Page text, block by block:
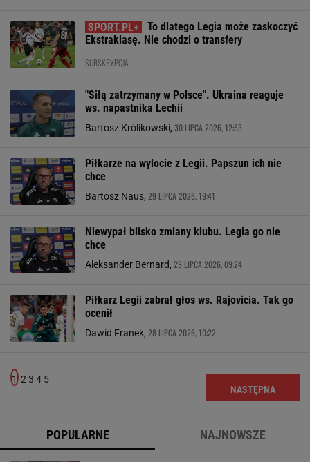
To dlatego Legia może zaskoczyć
Ekstraklasę. Nie chodzi o transfery
SUBSKRYPCJA
"Siłą zatrzymany w Polsce". Ukraina reaguje
ws. napastnika Lechii
Bartosz Królikowski, 30 LIPCA 2026, 12:53
Piłkarze na wylocie z Legii. Papszun ich nie
chce
Bartosz Naus, 29 LIPCA 2026, 19:41
Niewypał blisko zmiany klubu. Legia go nie
chce
Aleksander Bernard, 29 LIPCA 2026, 09:24
Piłkarz Legii zabrał głos ws. Rajovicia. Tak go
ocenił
Dawid Franek, 28 LIPCA 2026, 10:22
1 2 3 4 5
NASTĘPNA
POPULARNE NAJNOWSZE